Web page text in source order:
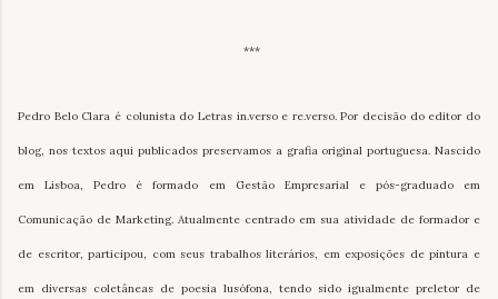
***
Pedro Belo Clara é colunista do Letras in.verso e re.verso. Por decisão do editor do
blog, nos textos aqui publicados preservamos a grafia original portuguesa. Nascido
em Lisboa, Pedro é formado em Gestão Empresarial e pós-graduado em
Comunicação de Marketing. Atualmente centrado em sua atividade de formador e
de escritor, participou, com seus trabalhos literários, em exposições de pintura e
em diversas coletâneas de poesia lusófona, tendo sido igualmente preletor de